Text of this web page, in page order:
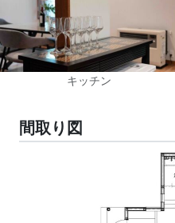
キッチン
間取り図